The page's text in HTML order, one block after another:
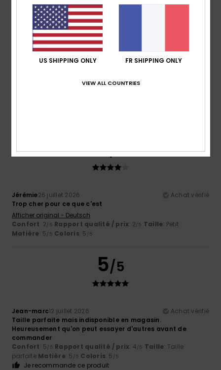
5
4/5
Jérémie26 juillet 2026
Achat vérifié
Trop cher pour ce que c'est
Afficher original - Deutsch
Confort: 2/5 Rapport qualité / prix: 2/5 Taille: Petit
Matière: 5/5 Coloris: 5 /5
5/5
Jean-marc12 juillet 2026
Achat vérifié
Taille parfaite mais indisponible en magasin.
Heureusement qu'on peut essayer d'autres avant de
commander
Confort: 5/5 Rapport qualité / prix: 4/5 Taille: Taille
parfaite Matière: 5 /5 Coloris: 5 /5
Je recommande ce produit
US SHIPPING ONLY FR SHIPPING ONLY
VIEW ALL COUNTRIES